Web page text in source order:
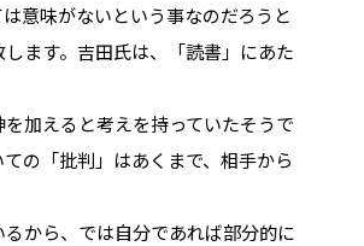
意味がないという事なのだろうと
ます。吉田氏は、「読書」にあた
を加えると考えを持っていたそうで
の「批判」はあくまで、相手から
から、では自分であれば部分的に